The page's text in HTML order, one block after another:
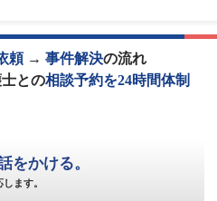
頼→ 事件解決の流れ
との相談予約を24時間体制
をかける。
します。